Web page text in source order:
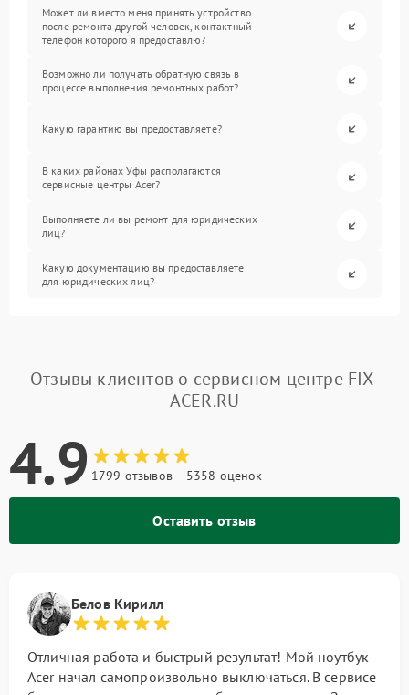
Может ли вместо меня принять устройство
после ремонта другой человек, контактный
телефон которого я предоставлю?
Возможно ли получать обратную связь в
процессе выполнения ремонтных работ?
Какую гарантию вы предоставляете?
В каких районах Уфы располагаются
сервисные центры Acer?
Выполняете ли вы ремонт для юридических
лиц?
Какую документацию вы предоставляете
для юридических лиц?
Отзывы клиентов о сервисном центре FIX-
ACER.RU
4.9 1799 отзывов 5358 оценок
Оставить отзыв
Белов Кирилл
Отличная работа и быстрый результат! Мой ноутбук
Acer начал самопроизвольно выключаться. В сервисе